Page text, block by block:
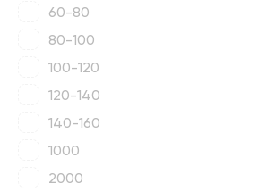
60-80
80-100
100-120
120-140
140-160
1000
2000